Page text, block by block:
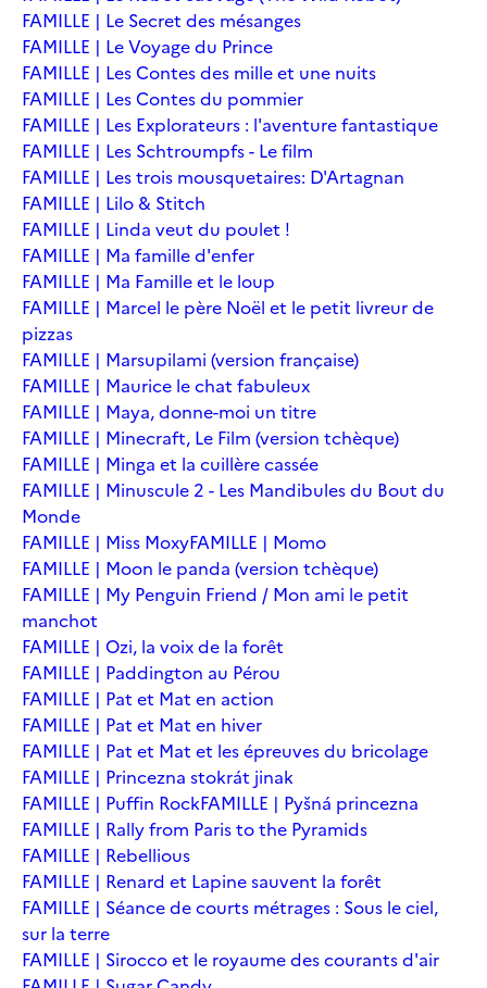
FAMILLE | Le Secret des mésanges
FAMILLE | Le Voyage du Prince
FAMILLE | Les Contes des mille et une nuits
FAMILLE | Les Contes du pommier
FAMILLE | Les Explorateurs : l'aventure fantastique
FAMILLE | Les Schtroumpfs - Le film
FAMILLE | Les trois mousquetaires: D'Artagnan
FAMILLE | Lilo & Stitch
FAMILLE | Linda veut du poulet !
FAMILLE | Ma famille d'enfer
FAMILLE | Ma Famille et le loup
FAMILLE | Marcel le père Noël et le petit livreur de
pizzas
FAMILLE | Marsupilami (version française)
FAMILLE | Maurice le chat fabuleux
FAMILLE | Maya, donne-moi un titre
FAMILLE | Minecraft, Le Film (version tchèque)
FAMILLE | Minga et la cuillère cassée
FAMILLE | Minuscule 2 - Les Mandibules du Bout du
Monde
FAMILLE | Miss MoxyFAMILLE | Momo
FAMILLE | Moon le panda (version tchèque)
FAMILLE | My Penguin Friend / Mon ami le petit
manchot
FAMILLE | Ozi, la voix de la forêt
FAMILLE | Paddington au Pérou
FAMILLE | Pat et Mat en action
FAMILLE | Pat et Mat en hiver
FAMILLE | Pat et Mat et les épreuves du bricolage
FAMILLE | Princezna stokrát jinak
FAMILLE | Puffin RockFAMILLE | Pyšná princezna
FAMILLE | Rally from Paris to the Pyramids
FAMILLE | Rebellious
FAMILLE | Renard et Lapine sauvent la forêt
FAMILLE | Séance de courts métrages : Sous le ciel,
sur la terre
FAMILLE | Sirocco et le royaume des courants d'air